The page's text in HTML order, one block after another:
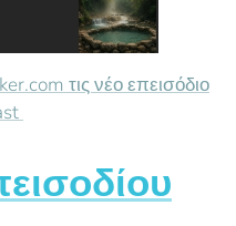
τις νέο επεισόδιο